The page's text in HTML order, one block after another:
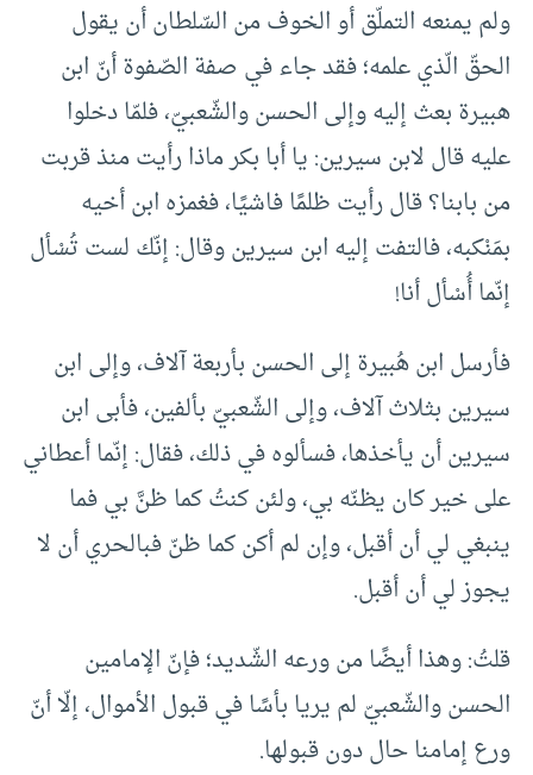
ولم يمنعه التملّق أو الخوف من السّلطان أن يقول
الحقّ الّذي علمه؛ فقد جاء في صفة الصّفوة أنّ ابن
هبيرة بعث إليه وإلى الحسن والشّعبيّ، فلمّا دخلوا
عليه قال لابن سيرين: يا أبا بكر ماذا رأيت منذ قربت
من بابنا؟ قال رأيت ظلمًا فاشيًا، فغمزه ابن أخيه
بمَنْكبه، فالتفت إليه ابن سيرين وقال: إنّك لست تُسْأل
إنّما أُسْأل أنا!
فأرسل ابن هُبيرة إلى الحسن بأربعة آلاف، وإلى ابن
سيرين بثلاث آلاف، وإلى الشّعبيّ بألفين، فأبى ابن
سيرين أن يأخذها، فسألوه في ذلك، فقال: إنّما أعطاني
على خير كان يظنّه بي، ولئن كنتُ كما ظنَّ بي فما
ينبغي لي أن أقبل، وإن لم أكن كما ظنّ فبالحري أن لا
يجوز لي أن أقبل.
قلتُ: وهذا أيضًا من ورعه الشّديد؛ فإنّ الإمامين
الحسن والشّعبيّ لم يريا بأسًا في قبول الأموال، إلّا أنّ
ورع إمامنا حال دون قبولها.